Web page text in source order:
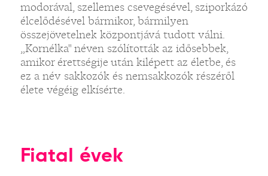
modorával, szellemes csevegésével, sziporkázó
élcelődésével bármikor, bármilyen
összejövetelnek központjává tudott válni.
„Kornélka" néven szólították az idősebbek,
amikor érettségije után kilépett az életbe, és
ez a név sakkozók és nemsakkozók részéről
élete végéig elkísérte.
Fiatal évek